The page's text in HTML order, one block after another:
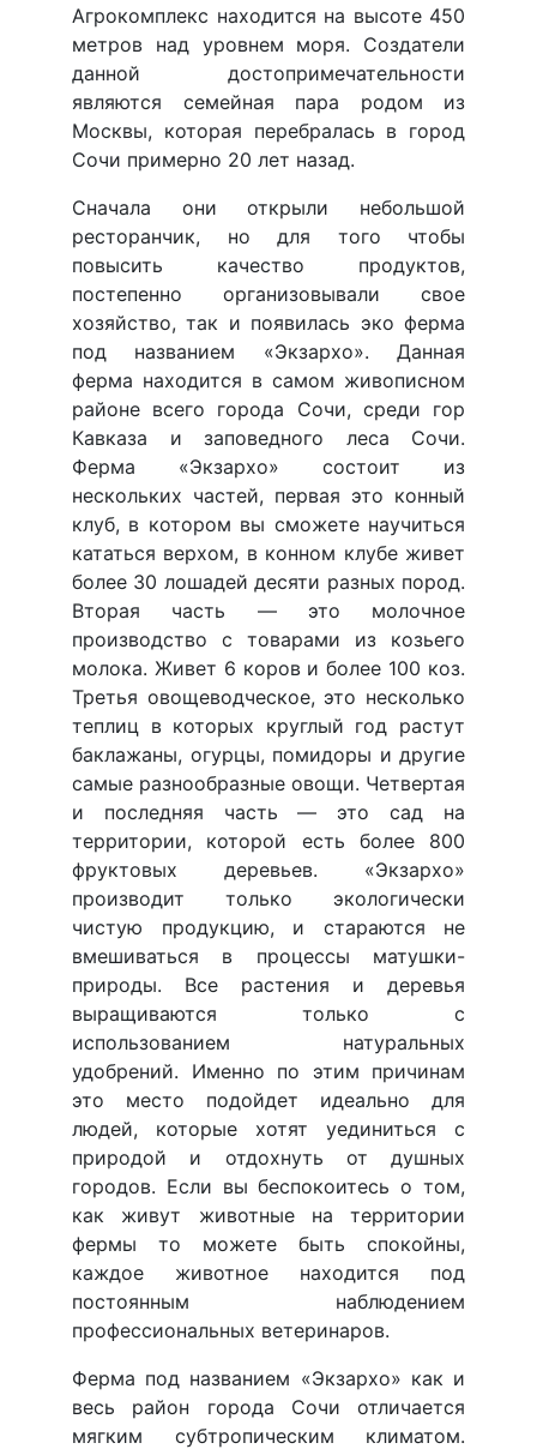
Агрокомплекс находится на высоте 450
метров над уровнем моря. Создатели
данной достопримечательности
являются семейная пара родом из
Москвы, которая перебралась в город
Сочи примерно 20 лет назад.
Сначала они открыли небольшой
ресторанчик, но для того чтобы
повысить качество продуктов,
постепенно организовывали свое
хозяйство, так и появилась эко ферма
под названием «Экзархо». Данная
ферма находится в самом живописном
районе всего города Сочи, среди гор
Кавказа и заповедного леса Сочи.
Ферма «Экзархо» состоит из
нескольких частей, первая это конный
клуб, в котором вы сможете научиться
кататься верхом, в конном клубе живет
более 30 лошадей десяти разных пород.
Вторая часть — это молочное
производство с товарами из козьего
молока. Живет 6 коров и более 100 коз.
Третья овощеводческое, это несколько
теплиц в которых круглый год растут
баклажаны, огурцы, помидоры и другие
самые разнообразные овощи. Четвертая
и последняя часть — это сад на
территории, которой есть более 800
фруктовых деревьев. «Экзархо»
производит только экологически
чистую продукцию, и стараются не
вмешиваться в процессы матушки-
природы. Все растения и деревья
выращиваются только с
использованием натуральных
удобрений. Именно по этим причинам
это место подойдет идеально для
людей, которые хотят уединиться с
природой и отдохнуть от душных
городов. Если вы беспокоитесь о том,
как живут животные на территории
фермы то можете быть спокойны,
каждое животное находится под
постоянным наблюдением
профессиональных ветеринаров.
Ферма под названием «Экзархо» как и
весь район города Сочи отличается
мягким субтропическим климатом.